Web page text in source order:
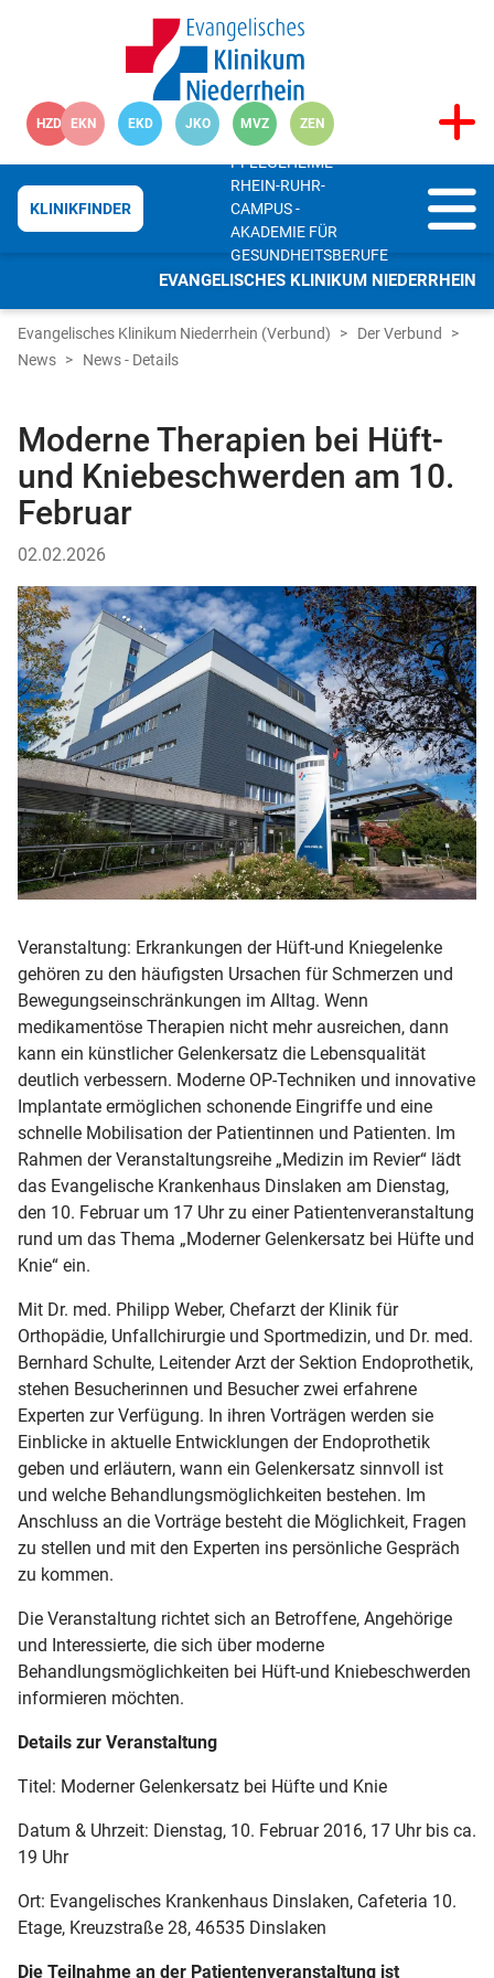
HZD EKN EKD JKO MVZ ZEN
EVANGELISCHES KLINIKUM NIEDERRHEIN
KLINIKFINDER
PFLEGEHEIME
RHEIN-RUHR-
CAMPUS -
AKADEMIE FÜR
GESUNDHEITSBERUFE
Evangelisches Klinikum Niederrhein (Verbund)
Der Verbund
News
News - Details
Moderne Therapien bei Hüft-
und Kniebeschwerden am 10.
Februar
02.02.2026
Veranstaltung: Erkrankungen der Hüft-und Kniegelenke
gehören zu den häufigsten Ursachen für Schmerzen und
Bewegungseinschränkungen im Alltag. Wenn
medikamentöse Therapien nicht mehr ausreichen, dann
kann ein künstlicher Gelenkersatz die Lebensqualität
deutlich verbessern. Moderne OP-Techniken und innovative
Implantate ermöglichen schonende Eingriffe und eine
schnelle Mobilisation der Patientinnen und Patienten. Im
Rahmen der Veranstaltungsreihe „Medizin im Revier“ lädt
das Evangelische Krankenhaus Dinslaken am Dienstag,
den 10. Februar um 17 Uhr zu einer Patientenveranstaltung
rund um das Thema „Moderner Gelenkersatz bei Hüfte und
Knie“ ein.
Mit Dr. med. Philipp Weber, Chefarzt der Klinik für
Orthopädie, Unfallchirurgie und Sportmedizin, und Dr. med.
Bernhard Schulte, Leitender Arzt der Sektion Endoprothetik,
stehen Besucherinnen und Besucher zwei erfahrene
Experten zur Verfügung. In ihren Vorträgen werden sie
Einblicke in aktuelle Entwicklungen der Endoprothetik
geben und erläutern, wann ein Gelenkersatz sinnvoll ist
und welche Behandlungsmöglichkeiten bestehen. Im
Anschluss an die Vorträge besteht die Möglichkeit, Fragen
zu stellen und mit den Experten ins persönliche Gespräch
zu kommen.
Die Veranstaltung richtet sich an Betroffene, Angehörige
und Interessierte, die sich über moderne
Behandlungsmöglichkeiten bei Hüft-und Kniebeschwerden
informieren möchten.
Details zur Veranstaltung
Titel: Moderner Gelenkersatz bei Hüfte und Knie
Datum & Uhrzeit: Dienstag, 10. Februar 2016, 17 Uhr bis ca.
19 Uhr
Ort: Evangelisches Krankenhaus Dinslaken, Cafeteria 10.
Etage, Kreuzstraße 28, 46535 Dinslaken
Die Teilnahme an der Patientenveranstaltung ist